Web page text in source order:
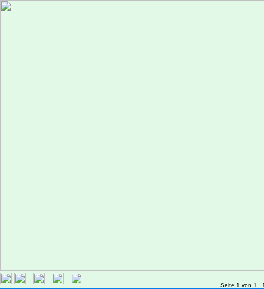
Seite 1 von 1